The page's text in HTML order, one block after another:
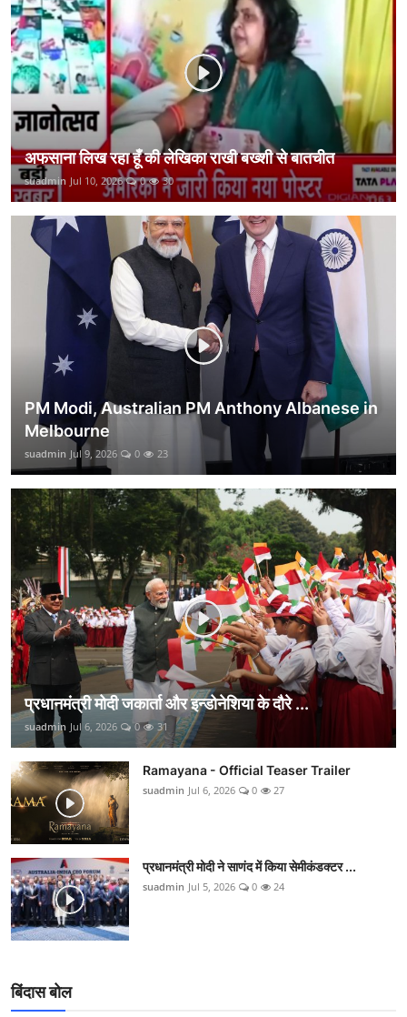
कानून
राजनीति
वीडियो
अफसाना लिख रहा हूँ की लेखिका राखी बख्शी से बातचीत
suadmin Jul 10, 2026 0 30
PM Modi, Australian PM Anthony Albanese in
Melbourne
suadmin Jul 9, 2026 0 23
प्रधानमंत्री मोदी जकार्ता और इन्डोनेशिया के दौरे ...
suadmin Jul 6, 2026 0 31
Ramayana - Official Teaser Trailer
suadmin Jul 6, 2026 0 27
प्रधानमंत्री मोदी ने साणंद में किया सेमीकंडक्टर ...
suadmin Jul 5, 2026 0 24
बिंदास बोल